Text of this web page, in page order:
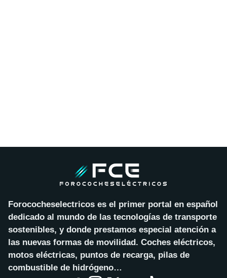
Forococheselectricos es el primer portal en español
dedicado al mundo de las tecnologías de transporte
sostenibles, y donde prestamos especial atención a
las nuevas formas de movilidad. Coches eléctricos,
motos eléctricas, puntos de recarga, pilas de
combustible de hidrógeno…